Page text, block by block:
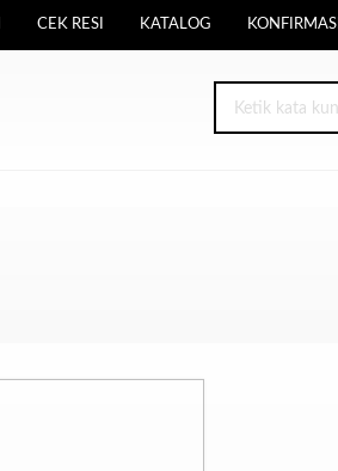
CEK RESI KATALOG KONFIRMASI